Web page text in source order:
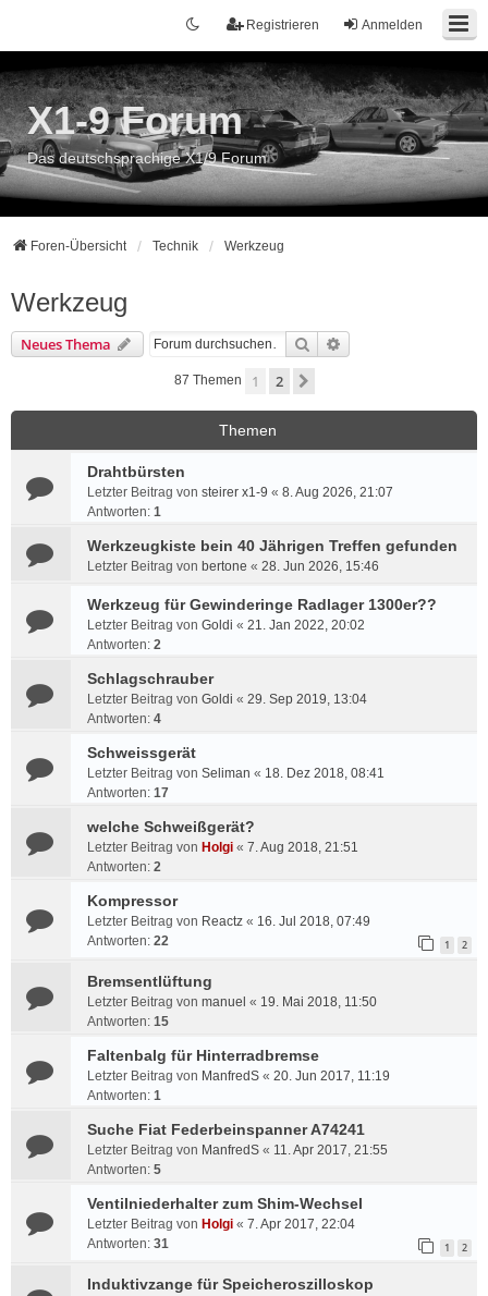
Anmelden
Registrieren
X1-9 Forum
Das deutschsprachige X1/9 Forum
Foren-Übersicht Technik Werkzeug
Werkzeug
Neues Thema Suche
87 Themen 1 2
Themen
Drahtbürsten
Letzter Beitrag von steirer x1-9 « 8. Aug 2026, 21:07
Antworten: 1
Werkzeugkiste bein 40 Jährigen Treffen gefunden
Letzter Beitrag von bertone « 28. Jun 2026, 15:46
Werkzeug für Gewinderinge Radlager 1300er??
Letzter Beitrag von Goldi « 21. Jan 2022, 20:02
Antworten: 2
Schlagschrauber
Letzter Beitrag von Goldi « 29. Sep 2019, 13:04
Antworten: 4
Schweissgerät
Letzter Beitrag von Seliman « 18. Dez 2018, 08:41
Antworten: 17
welche Schweißgerät?
Letzter Beitrag von Holgi « 7. Aug 2018, 21:51
Antworten: 2
Kompressor
Letzter Beitrag von Reactz « 16. Jul 2018, 07:49
Antworten: 22 1 2
Bremsentlüftung
Letzter Beitrag von manuel « 19. Mai 2018, 11:50
Antworten: 15
Faltenbalg für Hinterradbremse
Letzter Beitrag von ManfredS « 20. Jun 2017, 11:19
Antworten: 1
Suche Fiat Federbeinspanner A74241
Letzter Beitrag von ManfredS « 11. Apr 2017, 21:55
Antworten: 5
Ventilniederhalter zum Shim-Wechsel
Letzter Beitrag von Holgi « 7. Apr 2017, 22:04
Antworten: 31 1 2
Induktivzange für Speicheroszilloskop